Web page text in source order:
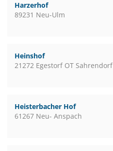
Harzerhof
89231 Neu-Ulm
Heinshof
21272 Egestorf OT Sahrendorf
Heisterbacher Hof
61267 Neu- Anspach